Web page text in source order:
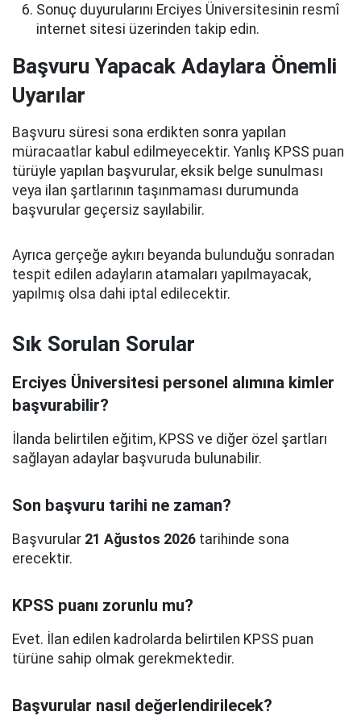
Sonuç duyurularını Erciyes Üniversitesinin resmî
internet sitesi üzerinden takip edin.
Başvuru Yapacak Adaylara Önemli
Uyarılar
Başvuru süresi sona erdikten sonra yapılan
müracaatlar kabul edilmeyecektir. Yanlış KPSS puan
türüyle yapılan başvurular, eksik belge sunulması
veya ilan şartlarının taşınmaması durumunda
başvurular geçersiz sayılabilir.
Ayrıca gerçeğe aykırı beyanda bulunduğu sonradan
tespit edilen adayların atamaları yapılmayacak,
yapılmış olsa dahi iptal edilecektir.
Sık Sorulan Sorular
Erciyes Üniversitesi personel alımına kimler
başvurabilir?
İlanda belirtilen eğitim, KPSS ve diğer özel şartları
sağlayan adaylar başvuruda bulunabilir.
Son başvuru tarihi ne zaman?
Başvurular 21 Ağustos 2026 tarihinde sona
erecektir.
KPSS puanı zorunlu mu?
Evet. İlan edilen kadrolarda belirtilen KPSS puan
türüne sahip olmak gerekmektedir.
Başvurular nasıl değerlendirilecek?